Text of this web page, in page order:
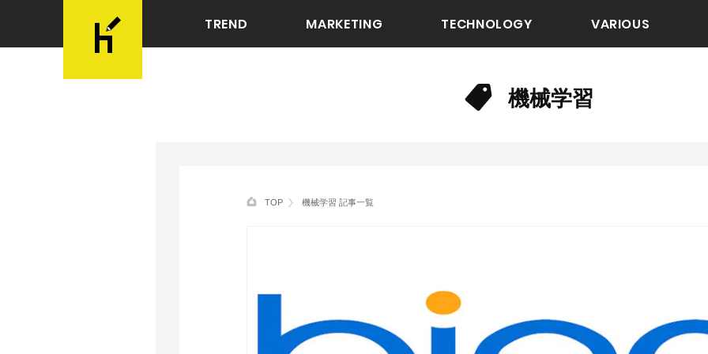
TREND MARKETING TECHNOLOGY VARIOUS
機械学習
TOP 機械学習 記事一覧